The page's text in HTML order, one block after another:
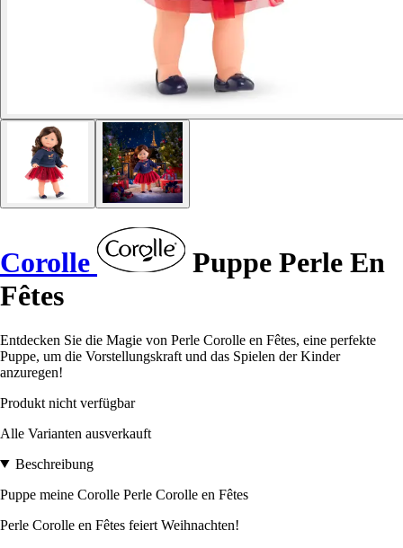
Corolle
Puppe Perle En
Fêtes
Entdecken Sie die Magie von Perle Corolle en Fêtes, eine perfekte
Puppe, um die Vorstellungskraft und das Spielen der Kinder
anzuregen!
Produkt nicht verfügbar
Alle Varianten ausverkauft
Beschreibung
Puppe meine Corolle Perle Corolle en Fêtes
Perle Corolle en Fêtes feiert Weihnachten!